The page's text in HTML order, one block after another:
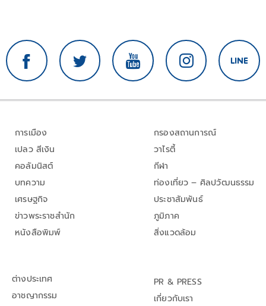
การเมือง
เปลว สีเงิน
คอลัมนิสต์
บทความ
เศรษฐกิจ
ข่าวพระราชสำนัก
หนังสือพิมพ์
กรองสถานการณ์
วาไรตี้
กีฬา
ท่องเที่ยว – ศิลปวัฒนธรรม
ประชาสัมพันธ์
ภูมิภาค
สิ่งแวดล้อม
ต่างประเทศ
อาชญากรรม
PR & PRESS
เกี่ยวกับเรา